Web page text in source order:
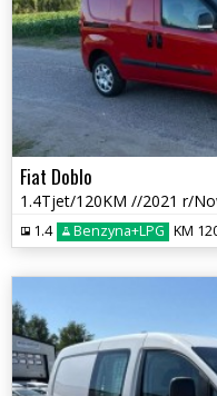
Fiat Doblo
1.4 Benzyna+LPG KM